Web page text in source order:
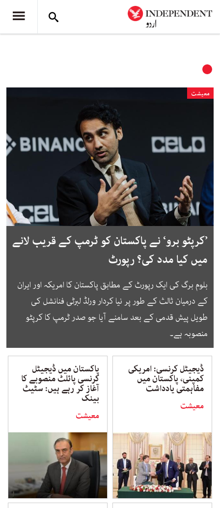
معیشت
’کرپٹو برو‘ نے پاکستان کو ٹرمپ کے قریب لانے
میں کیا مدد کی؟ رپورٹ
بلوم برگ کی ایک رپورٹ کے مطابق پاکستان کا امریکہ اور ایران
کے درمیان ثالث کے طور پر نیا کردار ورلڈ لبرٹی فنانشل کی
طویل پیش قدمی کے بعد سامنے آیا جو صدر ٹرمپ کا کرپٹو
منصوبہ ہے۔
ڈیجیٹل کرنسی: امریکی
کمپنی، پاکستان میں
مفاہمتی یادداشت
معیشت
پاکستان میں ڈیجیٹل
کرنسی پائلٹ منصوبے کا
آغاز کر رہے ہیں: سٹیٹ
بینک
معیشت